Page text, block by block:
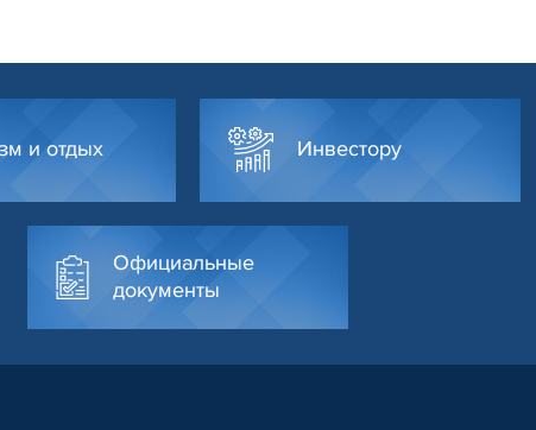
и отдых Инвестору
Официальные
документы